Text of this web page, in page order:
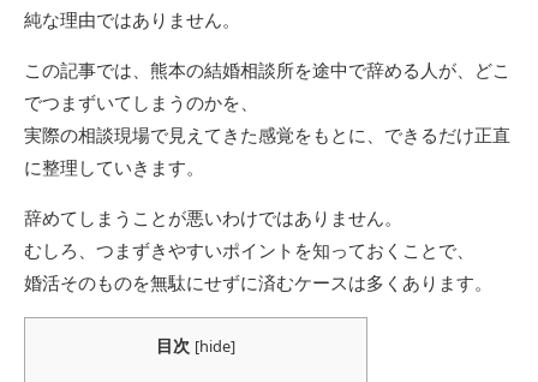
純な理由ではありません。
この記事では、熊本の結婚相談所を途中で辞める人が、どこ
でつまずいてしまうのかを、
実際の相談現場で見えてきた感覚をもとに、できるだけ正直
に整理していきます。
辞めてしまうことが悪いわけではありません。
むしろ、つまずきやすいポイントを知っておくことで、
婚活そのものを無駄にせずに済むケースは多くあります。
目次 [hide]